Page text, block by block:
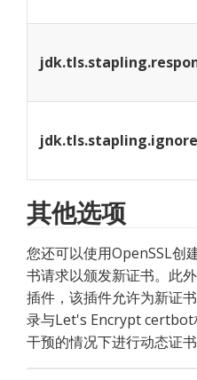
其他选项
您还可以使用OpenSSL创
书请求以颁发新证书。此
插件，该插件允许为新证
录与Let's Encrypt certbot
干预的情况下进行动态证书